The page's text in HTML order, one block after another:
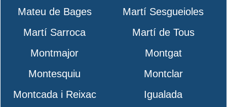
Mateu de Bages
Martí Sesgueioles
Martí Sarroca
Martí de Tous
Montmajor
Montgat
Montesquiu
Montclar
Montcada i Reixac
Igualada